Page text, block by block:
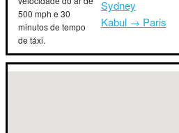
500 mph e 30
minutos de tempo
de táxi.
Sydney
Kabul → Paris